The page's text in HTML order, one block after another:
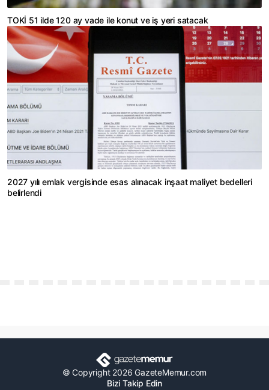
TOKİ 51 ilde 120 ay vade ile konut ve iş yeri satacak
2027 yılı emlak vergisinde esas alınacak inşaat maliyet bedelleri
belirlendi
© Copyright 2026 GazeteMemur.com
Bizi Takip Edin